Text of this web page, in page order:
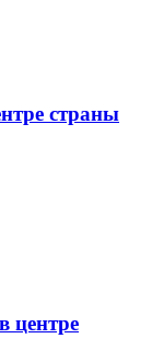
страны
центре